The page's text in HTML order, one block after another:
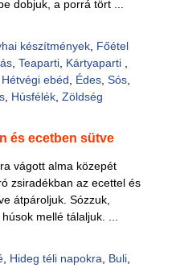
dobjuk, a porrá tört ...
készítmények, Főétel
, Teaparti, Kártyaparti
Hétvégi ebéd Édes, Sós,
, Húsfélék, Zöldség
és ecetben sütve
vágott alma közepét
zsiradékban az ecettel és
átpároljuk. Sózzuk,
mellé tálaljuk. ...
, Hideg téli napokra Buli,